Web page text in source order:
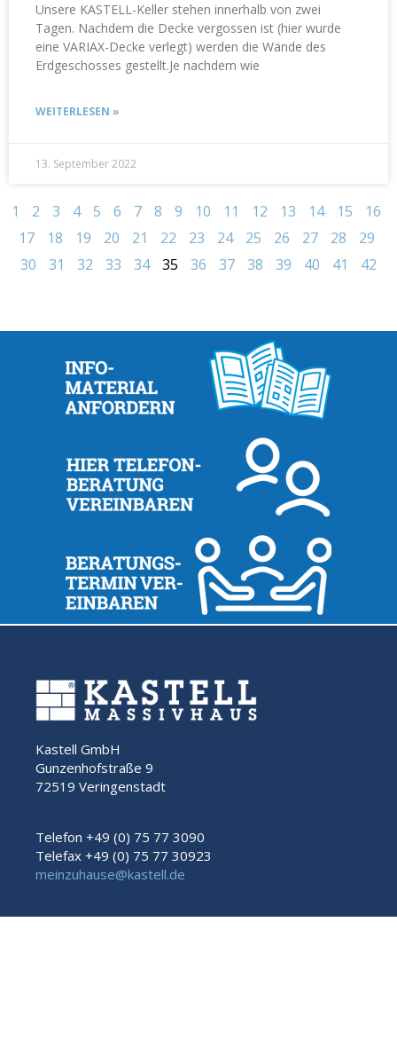
Unsere KASTELL-Keller stehen innerhalb von zwei
Tagen. Nachdem die Decke vergossen ist (hier wurde
eine VARIAX-Decke verlegt) werden die Wände des
Erdgeschosses gestellt.Je nachdem wie
WEITERLESEN »
13. September 2022
1 2 3 4 5 6 7 8 9 10 11 12 13 14 15
16
17
18 19 20 21 22 23 24 25 26 27 28
29
30
31 32 33 34 35 36 37 38 39 40 41 42
Kastell GmbH
Gunzenhofstraße 9
72519 Veringenstadt
Telefon +49 (0) 75 77 3090
Telefax +49 (0) 75 77 30923
meinzuhause@kastell.de